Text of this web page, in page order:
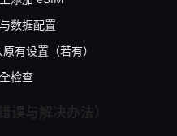
数据配置
有设置（若有）
检查